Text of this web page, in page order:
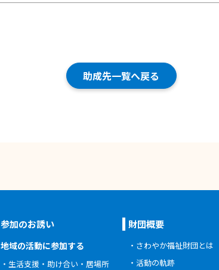
助成先一覧へ戻る
参加のお誘い
地域の活動に参加する
生活支援・助け合い・居場所
財団概要
さわやか福祉財団とは
活動の軌跡